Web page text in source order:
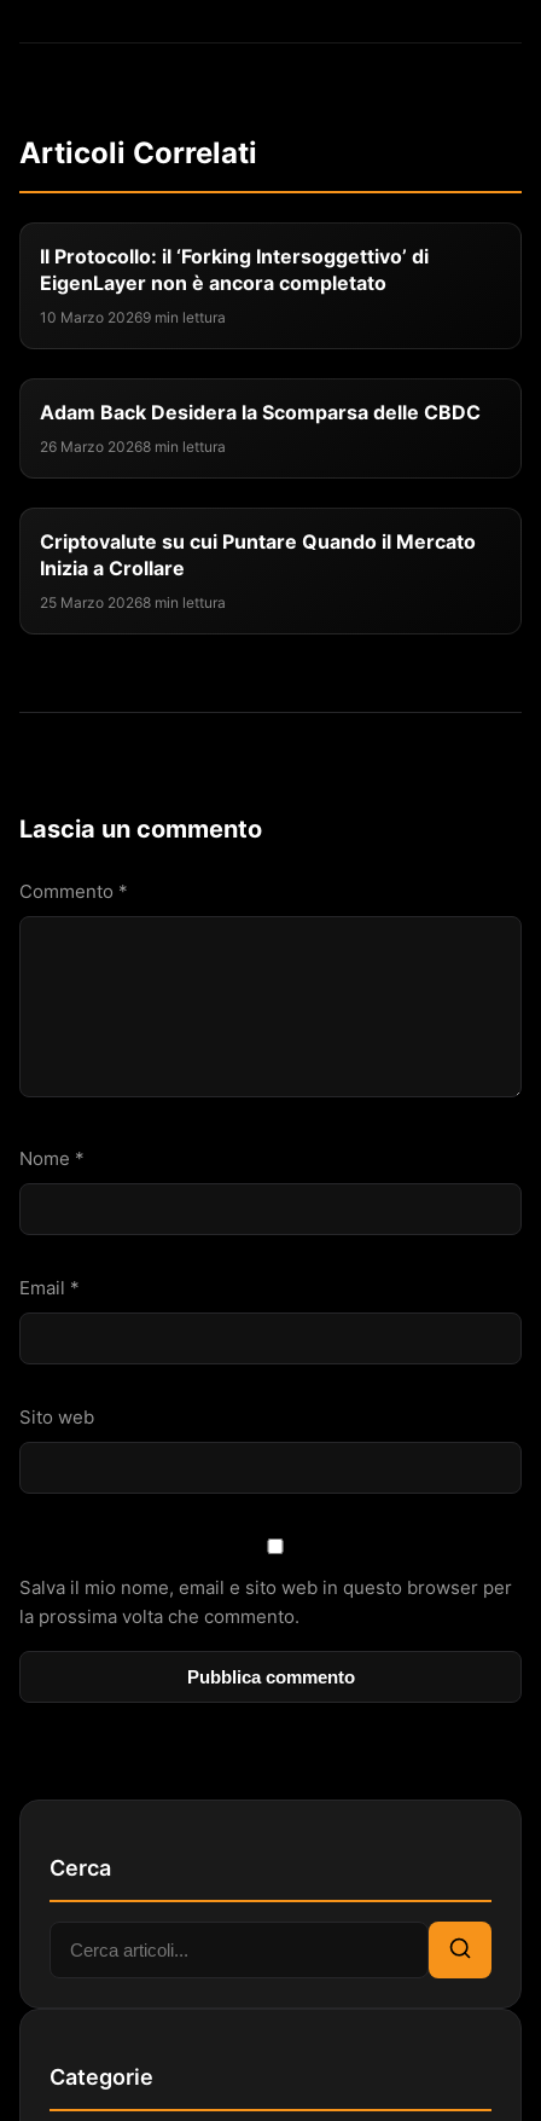
Articoli Correlati
Il Protocollo: il ‘Forking Intersoggettivo’ di
EigenLayer non è ancora completato
10 Marzo 20269 min lettura
Adam Back Desidera la Scomparsa delle CBDC
26 Marzo 20268 min lettura
Criptovalute su cui Puntare Quando il Mercato
Inizia a Crollare
25 Marzo 20268 min lettura
Lascia un commento
Commento *
Nome *
Email *
Sito web
Salva il mio nome, email e sito web in questo browser per
la prossima volta che commento.
Cerca
Cerca:
Cerca
Categorie